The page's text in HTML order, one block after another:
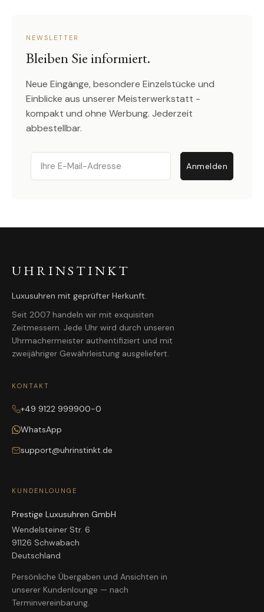
NEWSLETTER
Bleiben Sie informiert.
Neue Eingänge, besondere Einzelstücke und
Einblicke aus unserer Meisterwerkstatt -
kompakt und ohne Werbung. Jederzeit
abbestellbar.
Email
Anmelden
UHRINSTINKT
Luxusuhren mit geprüfter Herkunft.
Seit 2007 handeln wir mit exquisiten
Zeitmessern. Jede Uhr wird durch unseren
Uhrmachermeister authentifiziert und mit
zweijähriger Gewährleistung ausgeliefert.
KONTAKT
+49 9122 999900-0
WhatsApp
support@uhrinstinkt.de
KUNDENLOUNGE
Prestige Luxusuhren GmbH
Wendelsteiner Str. 6
91126 Schwabach
Deutschland
Persönliche Übergaben und Ansichten in
unserer Kundenlounge — nach
Terminvereinbarung.